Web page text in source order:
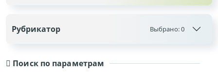
Поиск по параметрам
Рубрикатор Выбрано:0